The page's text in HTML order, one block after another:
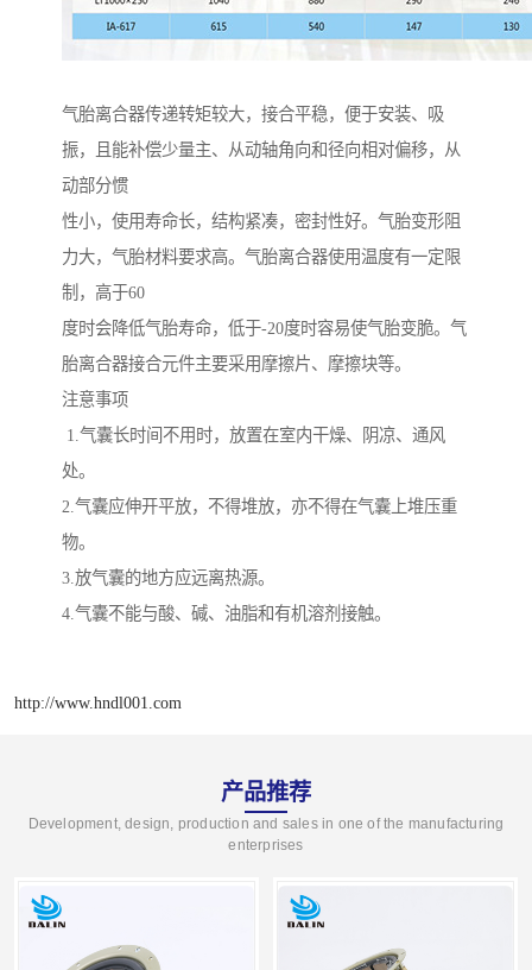
气胎离合器传递转矩较大，接合平稳，便于安装、吸
振，且能补偿少量主、从动轴角向和径向相对偏移，从
动部分惯
性小，使用寿命长，结构紧凑，密封性好。气胎变形阻
力大，气胎材料要求高。气胎离合器使用温度有一定限
制，高于60
度时会降低气胎寿命，低于-20度时容易使气胎变脆。气
胎离合器接合元件主要采用摩擦片、摩擦块等。
注意事项
1.气囊长时间不用时，放置在室内干燥、阴凉、通风
处。
2.气囊应伸开平放，不得堆放，亦不得在气囊上堆压重
物。
3.放气囊的地方应远离热源。
4.气囊不能与酸、碱、油脂和有机溶剂接触。
http://www.hndl001.com
产品推荐
Development, design, production and sales in one of the manufacturing
enterprises